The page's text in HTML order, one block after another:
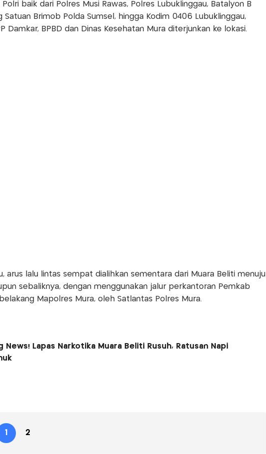
baik dari Polres Musi Rawas, Polres Lubuklinggau, Batalyon B
Satuan Brimob Polda Sumsel, hingga Kodim 0406 Lubuklinggau,
Damkar, BPBD dan Dinas Kesehatan Mura diterjunkan ke lokasi.
arus lalu lintas sempat dialihkan sementara dari Muara Beliti menuju
sebaliknya, dengan menggunakan jalur perkantoran Pemkab
Mapolres Mura, oleh Satlantas Polres Mura.
News! Lapas Narkotika Muara Beliti Rusuh, Ratusan Napi
1 2